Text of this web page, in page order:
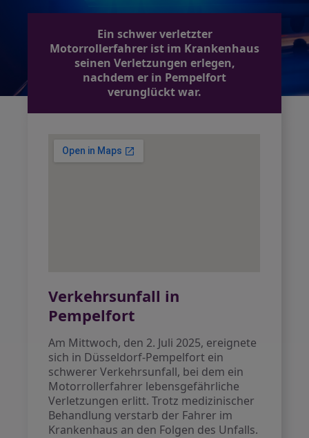
Ein schwer verletzter
Motorrollerfahrer ist im Krankenhaus
seinen Verletzungen erlegen,
nachdem er in Pempelfort
verunglückt war.
Verkehrsunfall in
Pempelfort
Am Mittwoch, den 2. Juli 2025, ereignete
sich in Düsseldorf-Pempelfort ein
schwerer Verkehrsunfall, bei dem ein
Motorrollerfahrer lebensgefährliche
Verletzungen erlitt. Trotz medizinischer
Behandlung verstarb der Fahrer im
Krankenhaus an den Folgen des Unfalls.